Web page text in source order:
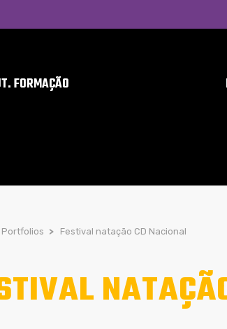
FORMAÇÃO
Portfolios > Festival natação CD Nacional